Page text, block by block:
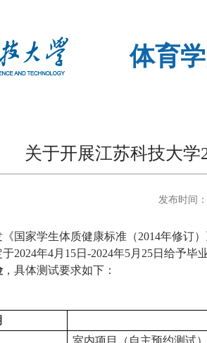
体育
关于开展江苏科技大
发布时间
国家学生体质健康标准（2014年修订
2024年4月15日-2024年5月 25日给予毕
，具体测试要求如下：
室内项目（自主预约测试）